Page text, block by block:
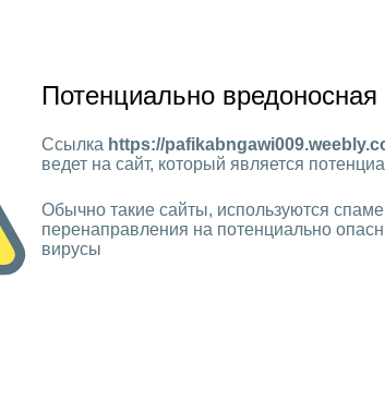
Потенциально
Ссылка https://
ведет на сайт, который является
Обычно такие сайты, используются
перенаправления на потенциально
вирусы